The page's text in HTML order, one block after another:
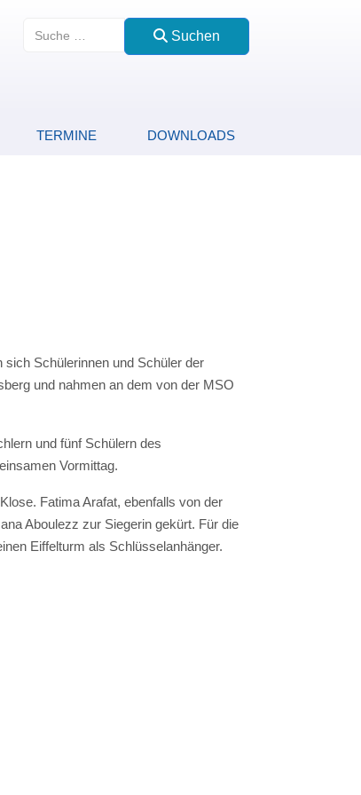
Suchen
Suchen
TERMINE DOWNLOADS
Schülerinnen und Schüler der
und nahmen an dem von der MSO
und fünf Schülern des
Vormittag.
Fatima Arafat, ebenfalls von der
Aboulezz zur Siegerin gekürt. Für die
Eiffelturm als Schlüsselanhänger.